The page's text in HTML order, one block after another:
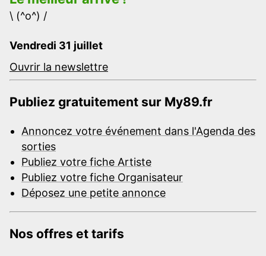
\ (^o^) /
Vendredi 31 juillet
Ouvrir la newslettre
Publiez gratuitement sur My89.fr
Annoncez votre événement dans l'Agenda des
sorties
Publiez votre fiche Artiste
Publiez votre fiche Organisateur
Déposez une petite annonce
Nos offres et tarifs